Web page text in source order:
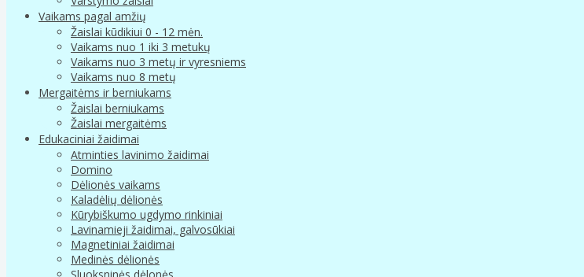
Vaikams pagal amžių
Žaislai kūdikiui 0 - 12 mėn.
Vaikams nuo 1 iki 3 metukų
Vaikams nuo 3 metų ir vyresniems
Vaikams nuo 8 metų
Mergaitėms ir berniukams
Žaislai berniukams
Žaislai mergaitėms
Edukaciniai žaidimai
Atminties lavinimo žaidimai
Domino
Dėlionės vaikams
Kaladėlių dėlionės
Kūrybiškumo ugdymo rinkiniai
Lavinamieji žaidimai, galvosūkiai
Magnetiniai žaidimai
Medinės dėlionės
Sluoksninės dėlonės